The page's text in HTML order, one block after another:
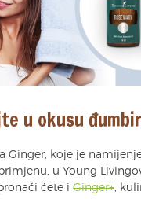
u okusu
Ginger, koje je
u Young
ćete i Ginger+,